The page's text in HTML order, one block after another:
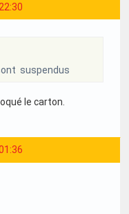
suspendus
le carton.